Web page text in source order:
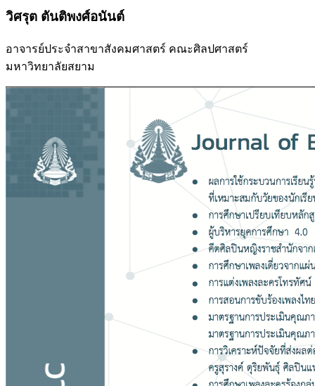
วิศรุต ตันติพงศ์อนันต์
อาจารย์ประจำสาขาสังคมศาสตร์ คณะศิลปศาสตร์
มหาวิทยาลัยสยาม